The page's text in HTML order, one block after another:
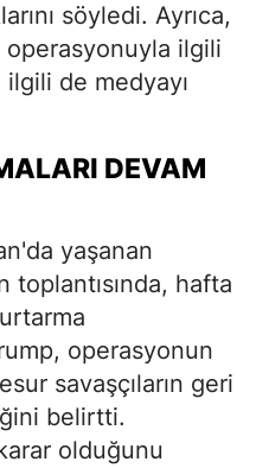
söyledi. Ayrıca,
operasyonuyla ilgili
ilgili de medyayı
DEVAM
yaşanan
toplantısında, hafta
operasyonun
savaşçıların geri
belirtti.
olduğunu